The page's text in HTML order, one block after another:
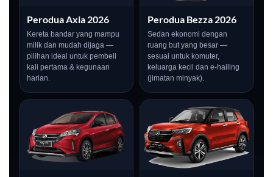
Perodua Axia 2026
Kereta bandar yang mampu
milik dan mudah dijaga —
pilihan ideal untuk pembeli
kali pertama & kegunaan
harian.
Perodua Bezza 2026
Sedan ekonomi dengan
ruang but yang besar —
sesuai untuk komuter,
keluarga kecil dan e-hailing
(jimatan minyak).